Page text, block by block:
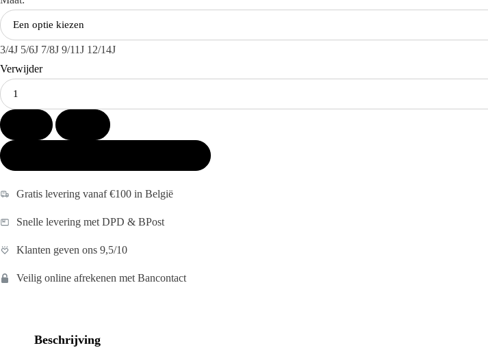
3/4J 5/6J 7/8J 9/11J 12/14J
Verwijder
Kies
je
aantal:
Gratis levering vanaf €100 in België
Snelle levering met DPD & BPost
Klanten geven ons 9,5/10
Veilig online afrekenen met Bancontact
Beschrijving